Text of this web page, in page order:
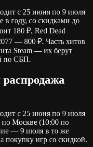
с 25 июня по 9 июля
году, со скидками до
180 ₽, Red Dead
— 800 ₽. Часть хитов
Steam — их берут
по СБП.
распродажа
с 25 июня по 9 июля
Москве (10:00 по
— 9 июля в то же
покупку игр со скидкой.